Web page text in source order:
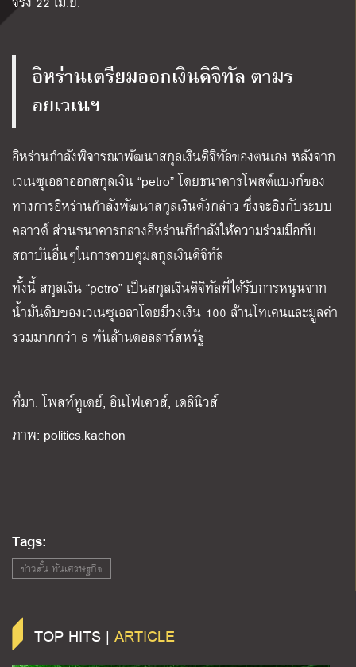
อิหร่านเตรียมออกเงินดิจิทัล ตามร
อยเวเนฯ
อิหร่านกำลังพิจารณาพัฒนาสกุลเงินดิจิทัลของตนเอง หลังจาก
เวเนซุเอลาออกสกุลเงิน “petro” โดยธนาคารโพสต์แบงก์ของ
ทางการอิหร่านกำลังพัฒนาสกุลเงินดังกล่าว ซึ่งจะอิงกับระบบ
คลาวด์ ส่วนธนาคารกลางอิหร่านก็กำลังให้ความร่วมมือกับ
สถาบันอื่นๆในการควบคุมสกุลเงินดิจิทัล
ทั้งนี้ สกุลเงิน “petro” เป็นสกุลเงินดิจิทัลที่ได้รับการหนุนจาก
น้ำมันดิบของเวเนซุเอลาโดยมีวงเงิน 100 ล้านโทเคนและมูลค่า
รวมมากกว่า 6 พันล้านดอลลาร์สหรัฐ
ที่มา: โพสท์ทูเดย์, อินโฟเควส์, เดลินิวส์
ภาพ: politics.kachon
Tags:
ข่าวสั้น ทันเศรษฐกิจ
TOP HITS | ARTICLE